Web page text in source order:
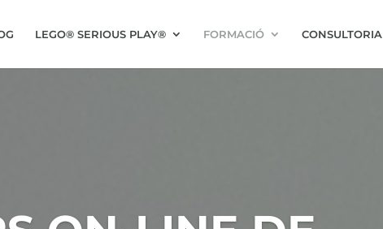
LEGO® SERIOUS PLAY® FORMACIÓ CONSULTORIA